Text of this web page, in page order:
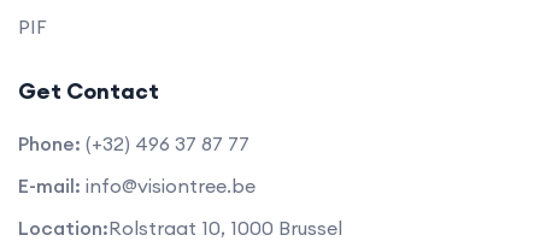
PIF
Get Contact
Phone: (+32) 496 37 87 77
E-mail: info@visiontree.be
Location:Rolstraat 10, 1000 Brussel